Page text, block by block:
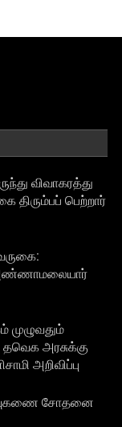
விவாகரத்து
திரும்பப் பெற்றார்
அரசுக்கு
அறிவிப்பு
சோதனை